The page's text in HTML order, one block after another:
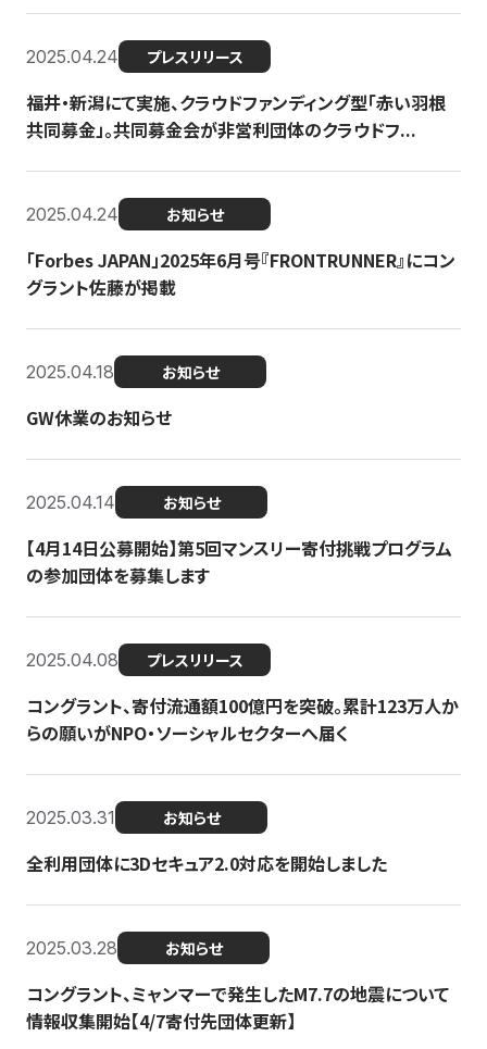
2025.04.24 プレスリリース
福井・新潟にて実施、クラウドファンディング型「赤い羽根
共同募金」。共同募金会が非営利団体のクラウドフ...
2025.04.24 お知らせ
「Forbes JAPAN」2025年6月号『FRONTRUNNER』にコン
グラント佐藤が掲載
2025.04.18 お知らせ
GW休業のお知らせ
2025.04.14 お知らせ
【4月14日公募開始】第5回マンスリー寄付挑戦プログラム
の参加団体を募集します
2025.04.08 プレスリリース
コングラント、寄付流通額100億円を突破。累計123万人か
らの願いがNPO・ソーシャルセクターへ届く
2025.03.31 お知らせ
全利用団体に3Dセキュア2.0対応を開始しました
2025.03.28 お知らせ
コングラント、ミャンマーで発生したM7.7の地震について
情報収集開始【4/7寄付先団体更新】